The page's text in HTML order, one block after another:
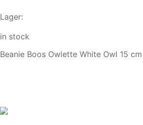
Lager:
in stock
Beanie Boos Owlette White Owl 15 cm